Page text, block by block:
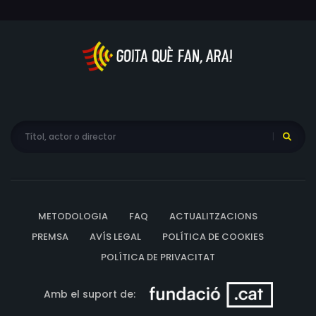
Una gran responsabilitat s'erigeix davant els germans:
han de recuperar i donar a conèixer la tradició,
menú que aconsegueixi sintetitzar el seu aprenentatge i
suposa Escòcia.
METODOLOGIA FAQ
ACTUALITZACIONS
PREMSA
AVÍS LEGAL
POLÍTICA DE COOKIES
POLÍTICA DE PRIVACITAT
Amb el suport de: